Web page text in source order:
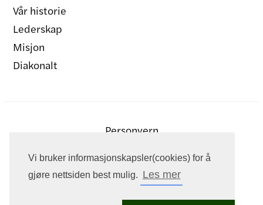
Vi bruker informasjonskapsler(cookies) for å
gjøre nettsiden best mulig. Les mer
Vår historie
Lederskap
Misjon
Diakonalt
Personvern